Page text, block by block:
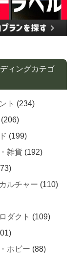
ィングカテゴ
ト (234)
(206)
(199)
雑貨 (192)
ルチャー (110)
ダクト (109)
ホビー (88)